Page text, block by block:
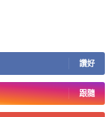
讚好
跟隨